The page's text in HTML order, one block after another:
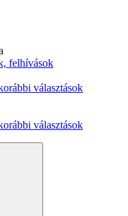
felhívások
választások
választások